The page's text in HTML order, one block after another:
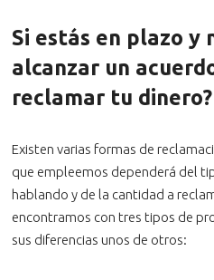
Si estás en plazo y
alcanzar un
reclamar tu dinero?
Existen varias formas de
que empleemos dependerá del
hablando y de la cantidad a
encontramos con tres tipos de
sus diferencias